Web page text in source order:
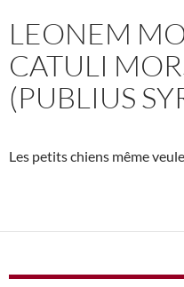
LEONEM
CATULI
(PUBLIUS
Les petits chiens même